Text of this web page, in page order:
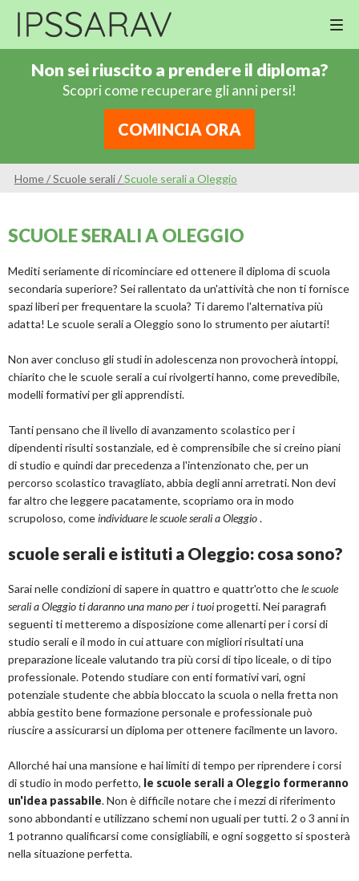
Non sei riuscito a prendere il diploma?
Scopri come recuperare gli anni persi!
COMINCIA ORA
Home/Scuole serali/Scuole serali a Oleggio
SCUOLE SERALI A OLEGGIO
Mediti seriamente di ricominciare ed ottenere il diploma di scuola
secondaria superiore? Sei rallentato da un'attività che non ti fornisce
spazi liberi per frequentare la scuola? Ti daremo l'alternativa più
adatta! Le scuole serali a Oleggio sono lo strumento per aiutarti!
Non aver concluso gli studi in adolescenza non provocherà intoppi,
chiarito che le scuole serali a cui rivolgerti hanno, come prevedibile,
modelli formativi per gli apprendisti.
Tanti pensano che il livello di avanzamento scolastico per i
dipendenti risulti sostanziale, ed è comprensibile che si creino piani
di studio e quindi dar precedenza a l'intenzionato che, per un
percorso scolastico travagliato, abbia degli anni arretrati. Non devi
far altro che leggere pacatamente, scopriamo ora in modo
scrupoloso, comeindividuare le scuole serali a Oleggio.
scuole serali e istituti a Oleggio: cosa sono?
Sarai nelle condizioni di sapere in quattro e quattr'otto chele scuole
serali a Oleggio ti daranno una mano per i tuoiprogetti. Nei paragrafi
seguenti ti metteremo a disposizione come allenarti per i corsi di
studio serali e il modo in cui attuare con migliori risultati una
preparazione liceale valutando tra più corsi di tipo liceale, o di tipo
professionale. Potendo studiare con enti formativi vari, ogni
potenziale studente che abbia bloccato la scuola o nella fretta non
abbia gestito bene formazione personale e professionale può
riuscire a assicurarsi un diploma per ottenere facilmente un lavoro.
Allorché hai una mansione e hai limiti di tempo per riprendere i corsi
di studio in modo perfetto, le scuole serali a Oleggio formeranno
un'idea passabile. Non è difficile notare che i mezzi di riferimento
sono abbondanti e utilizzano schemi non uguali per tutti. 2 o 3 anni in
1 potranno qualificarsi come consigliabili, e ogni soggetto si sposterà
nella situazione perfetta.